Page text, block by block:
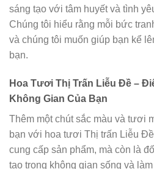
sáng tạo với tâm huyết và tình
Chúng tôi hiểu rằng mỗi bức
và chúng tôi muốn giúp bạn kể
bạn.
Hoa Tươi Thị Trấn Liễu Đề –
Không Gian Của Bạn
Thêm một chút sắc màu và tươi
bạn với hoa tươi Thị trấn Liễu
cung cấp sản phẩm, mà còn là
tạo trong không gian sống và